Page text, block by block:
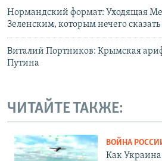
Нормандский формат: Уходящая
Зеленским, которым нечего сказать
Виталий Портников: Крымская
Путина
ЧИТАЙТЕ ТАКЖЕ:
ВОЙНА
Как Украина